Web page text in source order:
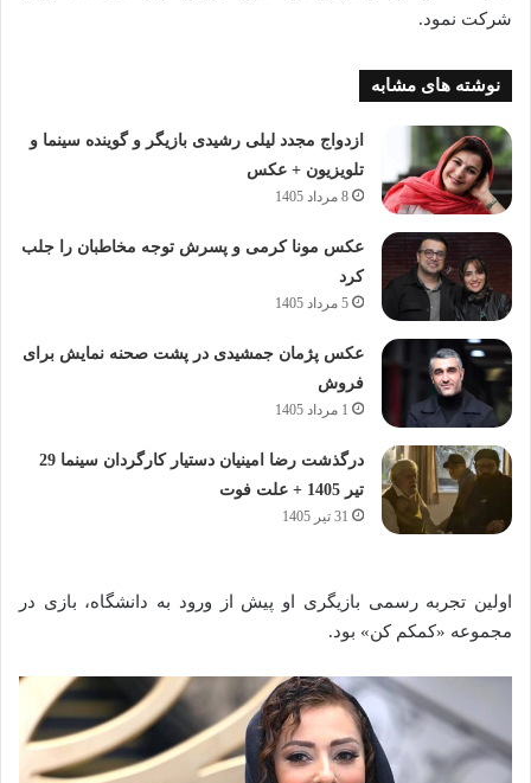
شرکت نمود.
نوشته های مشابه
ازدواج مجدد لیلی رشیدی بازیگر و گوینده سینما و
تلویزیون + عکس
8 مرداد 1405
عکس مونا کرمی و پسرش توجه مخاطبان را جلب
کرد
5 مرداد 1405
عکس پژمان جمشیدی در پشت صحنه نمایش برای
فروش
1 مرداد 1405
درگذشت رضا امینیان دستیار کارگردان سینما 29
تیر 1405 + علت فوت
31 تیر 1405
اولین تجربه رسمی بازیگری او پیش از ورود به دانشگاه، بازی در
مجموعه «کمکم کن» بود.